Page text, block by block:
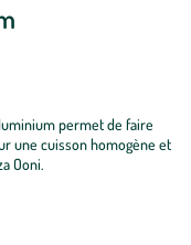
permet de faire
une cuisson homogène et
Ooni.